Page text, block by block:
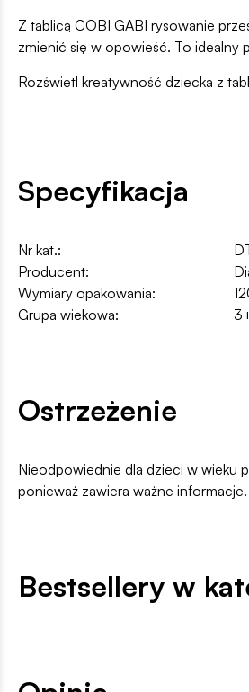
Z tablicą COBI GABI rysowanie
zmienić się w opowieść. To idealny
Rozświetl kreatywność dziecka z
Specyfikacja
Nr kat.:
Producent:
Wymiary opakowania:
Grupa wiekowa:
Ostrzeżenie
Nieodpowiednie dla dzieci w wieku
ponieważ zawiera ważne
Bestsellery w